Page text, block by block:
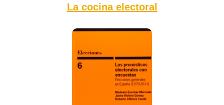
La cocina electoral